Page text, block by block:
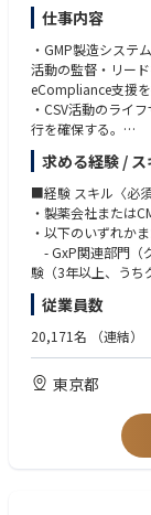
■経験 スキル〈尚可
• プロジェクトマネ
• ICH Q10、PIC/S
識
• リスクベースのア
監査チェックリス
• 製造環境における
装・評価経験
• CSVライフサイク
• AI/MLバリデーシ
• 修士号または博士
• 規制当局査察（
• グローバルベンダ
• デジタル品質イニ
関与経験
仕事内容
・GMP製造システ
活動の監督・リー
eCompliance支援を
・CSV活動のライ
行を確保する。
・GxPシステムの
ョン計画書・ユー
（IQ/OQ/PQ）・ト
OP・変更管理文書
う。
・初期リスクアセ
バル/ローカルITシ
・リスクレベルお
る。
・変更管理の監督
・データインテグ
QA管理職に報告する
・CSV関連のトレ
求める経験 / ス
■経験 スキル〈必須
・製薬会社または
・以下のいずれか
- GxP関連部門（
験（3年以上、うち
- グローバルレベル
年以上または同等
熟
高い知識
・CSVライフサイ
・リスクベースバ
・グローバルチー
・クロスファンク
従業員数
20,171名 （連結）
東京都